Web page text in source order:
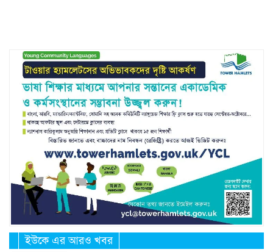
ইউকে এর আরও খবর